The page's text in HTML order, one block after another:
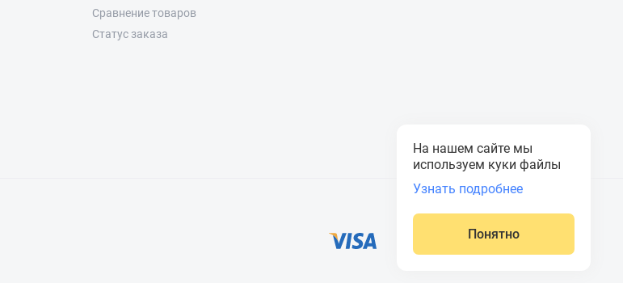
Сравнение товаров
Статус заказа
На нашем сайте мы
используем куки файлы
Узнать подробнее
Понятно